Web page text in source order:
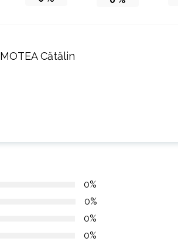
MOTEA Cătălin
0%
0%
0%
0%